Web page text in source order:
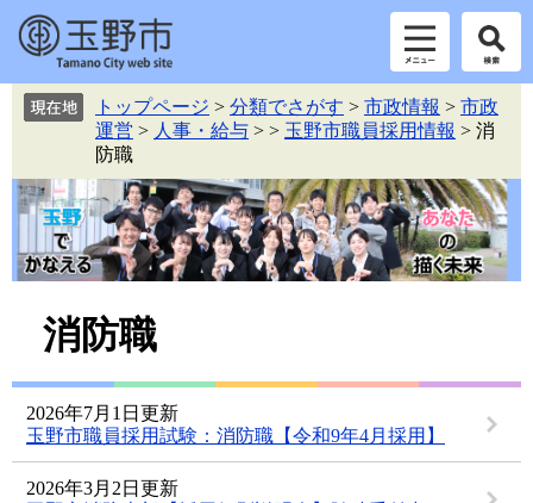
先
す。
を
し
トップページ > 分類でさがす > 市政情報 > 市政
運営 > 人事・給与 > > 玉野市職員採用情報 > 消
防職
消防職
2026年7月1日更新
玉野市職員採用試験：消防職【令和9年4月採用】
2026年3月2日更新